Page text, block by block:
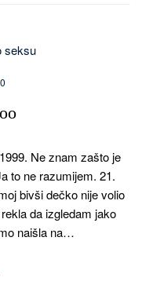
0
Ne znam zašto je
to ne razumijem. 21.
bivši dečko nije volio
da izgledam jako
naišla na…